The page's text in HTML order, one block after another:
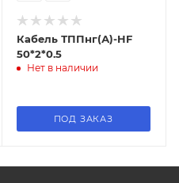
Кабель ТППнг(А)-HF
50*2*0.5
Нет в наличии
ПОД ЗАКАЗ